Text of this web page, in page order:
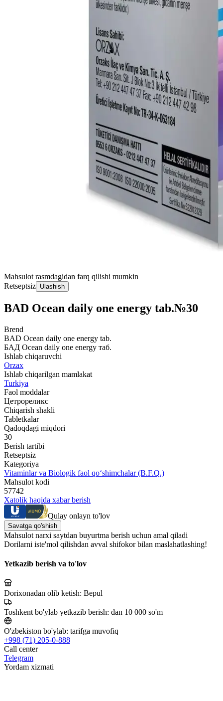
Mahsulot rasmdagidan farq qilishi mumkin
Retseptsiz Ulashish
BAD Ocean daily one energy tab.№30
Brend
BAD Ocean daily one energy tab.
БАД Ocean daily one energy таб.
Ishlab chiqaruvchi
Orzax
Ishlab chiqarilgan mamlakat
Turkiya
Faol moddalar
Цетрореликс
Chiqarish shakli
Tabletkalar
Qadoqdagi miqdori
30
Berish tartibi
Retseptsiz
Kategoriya
Vitaminlar va Biologik faol qo‘shimchalar (B.F.Q.)
Mahsulot kodi
57742
Xatolik haqida xabar berish
Qulay onlayn to'lov
Savatga qo'shish
Mahsulot narxi saytdan buyurtma berish uchun amal qiladi
Dorilarni iste'mol qilishdan avval shifokor bilan maslahatlashing!
Yetkazib berish va to'lov
Dorixonadan olib ketish: Bepul
Toshkent bo'ylab yetkazib berish: dan 10 000 so'm
O'zbekiston bo'ylab: tarifga muvofiq
+998 (71) 205-0-888
Call center
Telegram
Yordam xizmati